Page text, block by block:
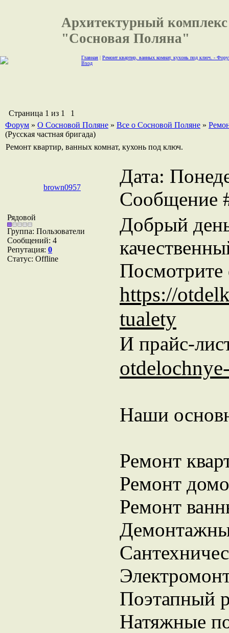
Архитектурный комплекс
"Сосновая Поляна"
Главная | Ремонт квартир, ванных комнат, кухонь под ключ. -
Вход
Страница 1 из 1
1
Форум » О Сосновой Поляне » Все о Сосновой Поляне »
(Русская частная бригада)
Ремонт квартир, ванных комнат, кухонь под ключ.
brown0957
Дата:
Сообщение
Рядовой
Группа: Пользователи
Сообщений: 4
Репутация: 0
Статус: Offline
Добрый
Посмотрите
https://
tualety
И прайс-
Наши
Ремонт
Ремонт
Ремонт
Поэтапный
Натяжные